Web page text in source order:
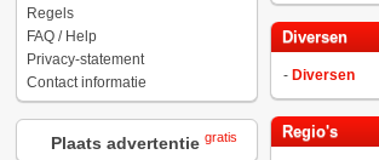
Regels
FAQ / Help
Privacy-statement
Contact informatie
Plaats advertentie gratis
Diversen
- Diversen
Regio's